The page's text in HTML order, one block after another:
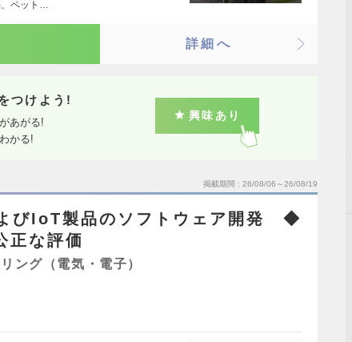
ペット…
詳細へ
つけよう!
あがる!
かる!
興味あり
掲載期間 26/08/06～26/08/19
よびIoT製品のソフトウェア開発 ◆
正な評価
ング（電気・電子）